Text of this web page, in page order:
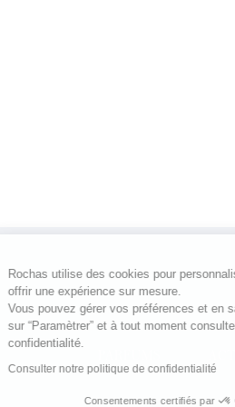
Rochas utilise des cookies pour
offrir une expérience sur mesure.
Vous pouvez gérer vos préférences
sur “Paramètrer” et à tout moment
confidentialité.
Consulter notre politique de
Consentements certifiés